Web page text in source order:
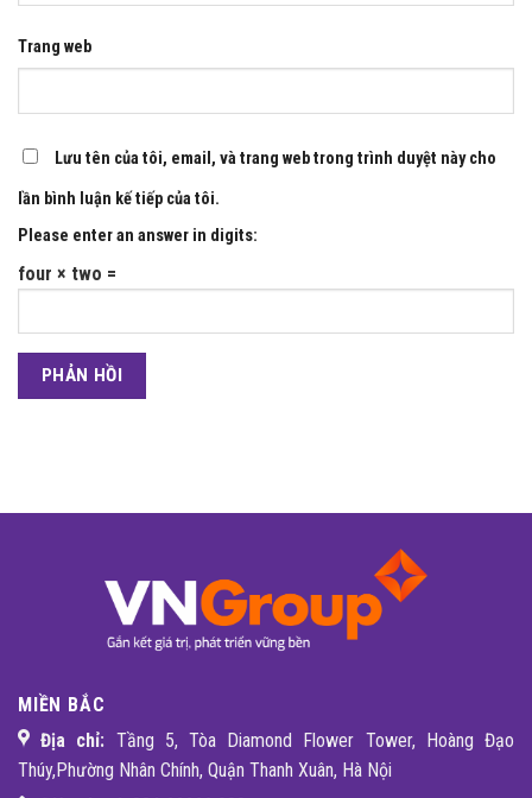
Trang web
Lưu tên của tôi, email, và trang web trong trình duyệt này cho
lần bình luận kế tiếp của tôi.
Please enter an answer in digits:
four × two =
MIỀN BẮC
Địa chỉ: Tầng 5, Tòa Diamond Flower Tower, Hoàng Đạo
Thúy,Phường Nhân Chính, Quận Thanh Xuân, Hà Nội